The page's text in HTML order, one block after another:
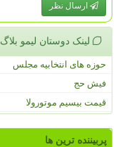
ارسال نظر
لینک دوستان لیمو بلاگ
حوزه های انتخابیه مجلس
فیش حج
قیمت بیسیم موتورولا
پربیننده ترین ها